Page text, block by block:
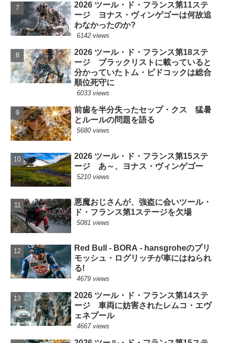
2026 ツール・ド・フランス第11ステ
ージ ヨナス・ヴィンゲゴーは何故追
わなかったのか?
6142 views
2026 ツール・ド・フランス第18ステ
ージ ブラックリストに載っていると
分かっていたトム・ピドコックは総合
順位死守に
6033 views
前歯を半分失ったセップ・クス 猛暑
とルールの問題を語る
5680 views
2026 ツール・ド・フランス第15ステ
ージ あ～、ヨナス・ヴィンゲゴー
5210 views
悪魔おじさんが、強盗に会いツール・
ド・フランス第1ステージを欠場
5081 views
Red Bull - BORA - hansgroheのプリ
モッシュ・ログリッチが車にはねられ
る!
4679 views
2026 ツール・ド・フランス第14ステ
ージ 車両に妨害されたレムコ・エヴ
ェネプール
4667 views